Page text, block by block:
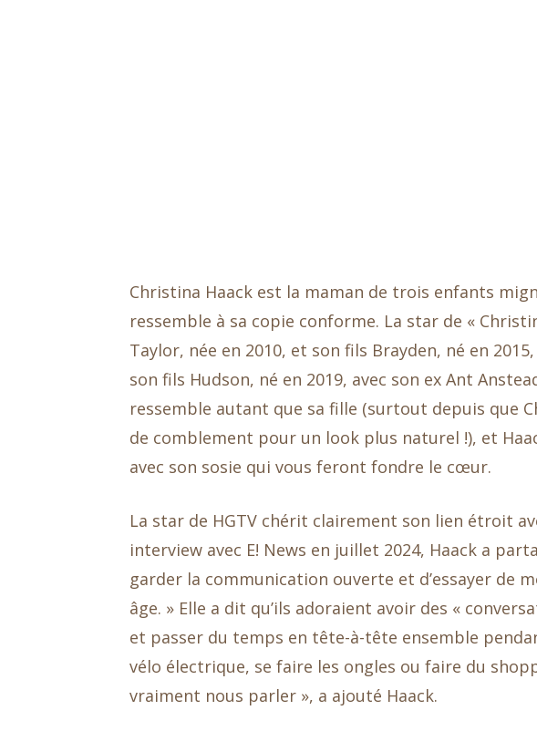
Christina Haack est la maman de trois enfants
ressemble à sa copie conforme. La star de «
Taylor, née en 2010, et son fils Brayden, né en
son fils Hudson, né en 2019, avec son ex Ant
ressemble autant que sa fille (surtout depuis que
de comblement pour un look plus naturel !), et
avec son sosie qui vous feront fondre le cœur.
La star de HGTV chérit clairement son lien étroit
interview avec E! News en juillet 2024, Haack a
garder la communication ouverte et d’essayer de
âge. » Elle a dit qu’ils adoraient avoir des «
et passer du temps en tête-à-tête ensemble
vélo électrique, se faire les ongles ou faire du
vraiment nous parler », a ajouté Haack.